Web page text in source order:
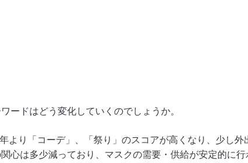
ードはどう変化していくのでしょうか。
より「コーデ」、「祭り」のスコアが高くなり、少し
心は多少減っており、マスクの需要・供給が安定的に